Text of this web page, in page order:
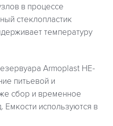
в процессе
стеклопластик
температуру
Armoplast HE-
питьевой и
сбор и временное
Емкости используются в